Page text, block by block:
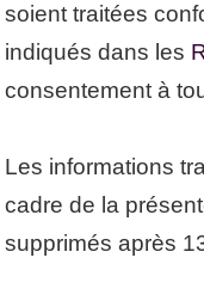
soient traitées
indiqués dans les
consentement à
Les informations
cadre de la
supprimés après